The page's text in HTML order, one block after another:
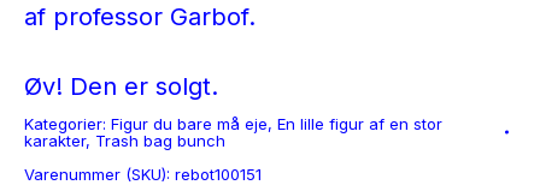
af professor Garbof.
Øv! Den er solgt.
Kategorier: Figur du bare må eje, En lille figur af en stor
karakter, Trash bag bunch
Varenummer (SKU): rebot100151